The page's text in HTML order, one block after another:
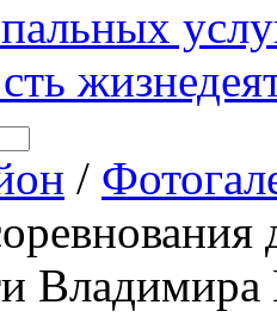
/
Владимира